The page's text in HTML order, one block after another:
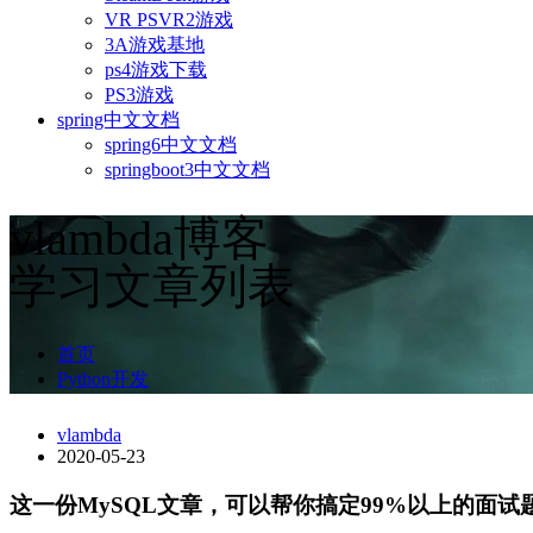
VR PSVR2游戏
3A游戏基地
ps4游戏下载
PS3游戏
spring中文文档
spring6中文文档
springboot3中文文档
vlambda博客
学习文章列表
首页
Python开发
vlambda
2020-05-23
这一份MySQL文章，可以帮你搞定99%以上的面试